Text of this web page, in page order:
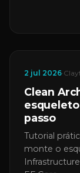
2 jul 2026·
Clean
passo
Tutorial
monte o